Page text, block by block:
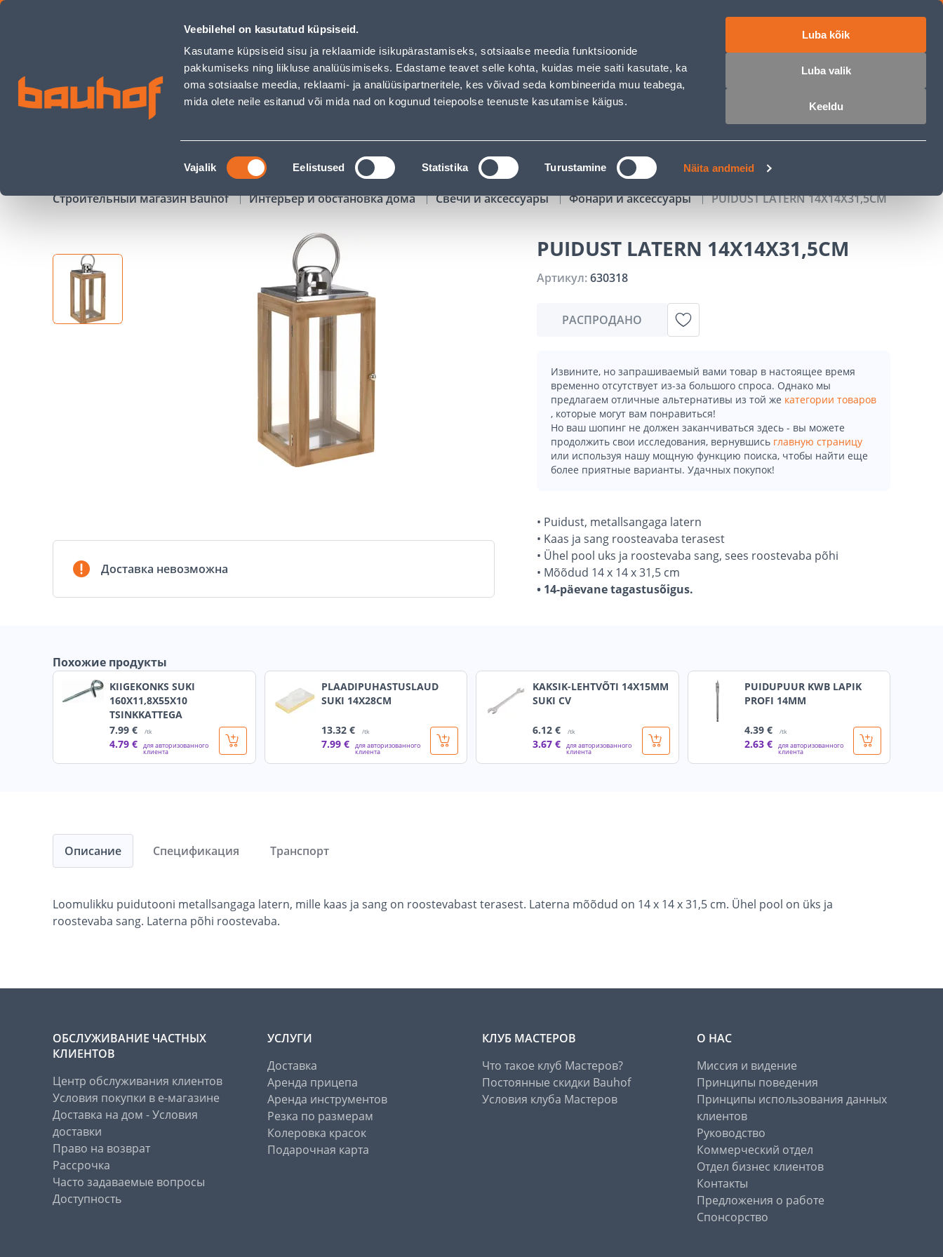
Veebilehel on kasutatud küpsiseid.
Kasutame küpsiseid sisu ja reklaamide isikupärastamiseks, sotsiaalse meedia funktsioonide
pakkumiseks ning liikluse analüüsimiseks. Edastame teavet selle kohta, kuidas meie saiti kasutate, ka
oma sotsiaalse meedia, reklaami- ja analüüsipartneritele, kes võivad seda kombineerida muu teabega,
mida olete neile esitanud või mida nad on kogunud teiepoolse teenuste kasutamise käigus.
Nõusoleku
valik
Vajalik Eelistused Statistika Turustamine Näita andmeid
Luba kõik
Luba valik
Keeldu
PUIDUST LATERN 14X14X31,5CM - Bauhof has loaded
Обслуживание бизнес-клиентов Обслуживание частных клиентов Услуги Предложения о работе
ПОИСК
АКЦИИ КАТАЛОГИ АРЕНДА ИНСТРУМЕНТОВ РАССРОЧКА
Строительный магазин Bauhof Интерьер и обстановка дома Свечи и аксессуары Фонари и аксессуары PUIDUST LATERN 14X14X31,5CM
Доставка невозможна
PUIDUST LATERN 14X14X31,5CM
Артикул:630318
РАСПРОДАНО
Извините, но запрашиваемый вами товар в настоящее время
временно отсутствует из-за большого спроса. Однако мы
предлагаем отличные альтернативы из той же категории товаров
, которые могут вам понравиться!
Но ваш шопинг не должен заканчиваться здесь - вы можете
продолжить свои исследования, вернувшись главную страницу
или используя нашу мощную функцию поиска, чтобы найти еще
более приятные варианты. Удачных покупок!
• Puidust, metallsangaga latern
• Kaas ja sang roosteavaba terasest
• Ühel pool uks ja roostevaba sang, sees roostevaba põhi
• Mõõdud 14 x 14 x 31,5 cm
• 14-päevane tagastusõigus.
Похожие продукты
KIIGEKONKS SUKI
160X11,8X55X10
TSINKKATTEGA
7.99 € /tk
4.79 € для авторизованного
клиента
PLAADIPUHASTUSLAUD
SUKI 14X28CM
13.32 € /tk
7.99 € для авторизованного
клиента
KAKSIK-LEHTVÕTI 14X15MM
SUKI CV
6.12 € /tk
3.67 € для авторизованного
клиента
PUIDUPUUR KWB LAPIK
PROFI 14MM
4.39 € /tk
2.63 € для авторизованного
клиента
Описание
Loomulikku puidutooni metallsangaga latern, mille kaas ja sang on roostevabast terasest. Laterna mõõdud on 14 x 14 x 31,5 cm. Ühel pool on üks ja
roostevaba sang. Laterna põhi roostevaba.
Спецификация Транспорт
ОБСЛУЖИВАНИЕ ЧАСТНЫХ
КЛИЕНТОВ
Центр обслуживания клиентов
Условия покупки в е-магазине
Доставка на дом - Условия
доставки
Право на возврат
Рассрочка
Часто задаваемые вопросы
Доступность
УСЛУГИ
Доставка
Аренда прицепа
Аренда инструментов
Резка по размерам
Колеровка красок
Подарочная карта
КЛУБ МАСТЕРОВ
Что такое клуб Мастеров?
Постоянные скидки Bauhof
Условия клуба Мастеров
О НАС
Миссия и видение
Принципы поведения
Принципы использования данных
клиентов
Руководство
Коммерческий отдел
Отдел бизнес клиентов
Контакты
Предложения о работе
Спонсорство